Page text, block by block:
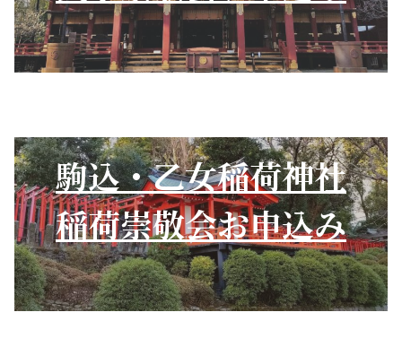
駒込・乙女稲荷神社
稲荷崇敬会お申込み